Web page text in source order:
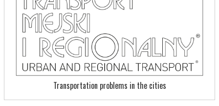
Transportation problems in the cities